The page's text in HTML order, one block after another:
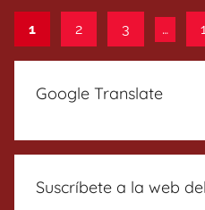
Paginación
de
entradas
1 2 3 …
Google Translate
Suscríbete a la web